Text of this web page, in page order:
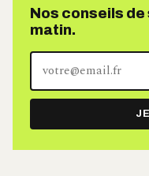
Nos conseils
matin.
Votre
adresse
e-
mail